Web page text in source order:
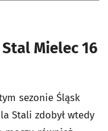
Mielec 16
sezonie Śląsk
Stali zdobył wtedy